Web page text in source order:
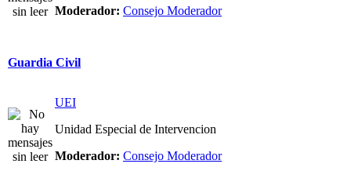
Moderador: Consejo Moderador
Guardia Civil
UEI
Unidad Especial de Intervencion
Moderador: Consejo Moderador